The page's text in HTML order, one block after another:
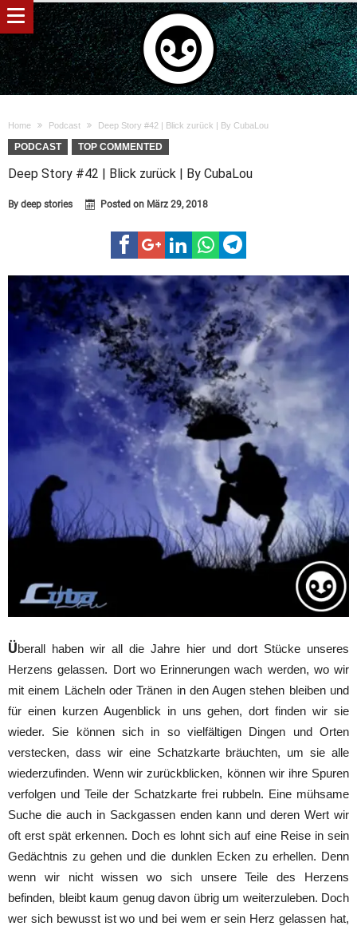
Home Podcast Deep Story #42 | Blick zurück | By CubaLou
PODCAST TOP COMMENTED
Deep Story #42 | Blick zurück | By CubaLou
By deep stories Posted on März 29, 2018
Überall haben wir all die Jahre hier und dort Stücke unseres
Herzens gelassen. Dort wo Erinnerungen wach werden, wo wir
mit einem Lächeln oder Tränen in den Augen stehen bleiben und
für einen kurzen Augenblick in uns gehen, dort finden wir sie
wieder. Sie können sich in so vielfältigen Dingen und Orten
verstecken, dass wir eine Schatzkarte bräuchten, um sie alle
wiederzufinden. Wenn wir zurückblicken, können wir ihre Spuren
verfolgen und Teile der Schatzkarte frei rubbeln. Eine mühsame
Suche die auch in Sackgassen enden kann und deren Wert wir
oft erst spät erkennen. Doch es lohnt sich auf eine Reise in sein
Gedächtnis zu gehen und die dunklen Ecken zu erhellen. Denn
wenn wir nicht wissen wo sich unsere Teile des Herzens
befinden, bleibt kaum genug davon übrig um weiterzuleben. Doch
wer sich bewusst ist wo und bei wem er sein Herz gelassen hat,